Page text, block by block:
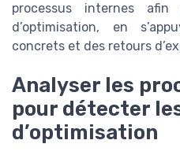
processus internes
d’optimisation, en
concrets et des retours
Analyser les
pour détecter
d’optimisation